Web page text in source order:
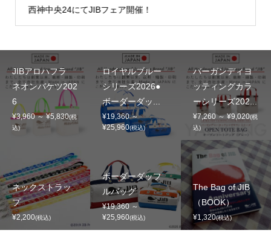
西神中央24にてJIBフェア開催！
JIBアロハフラ
ネオンバケツ202
6
¥3,960 ～ ¥5,830(税
込)
ロイヤルブルー
シリーズ2026●
ボーダーダッ...
¥19,360 ～
¥25,960(税込)
バーガンディヨ
ッティングカラ
ーシリーズ202...
¥7,260 ～ ¥9,020(税
込)
ネックストラッ
プ
¥2,200(税込)
ボーダーダッフ
ルバッグ
¥19,360 ～
¥25,960(税込)
The Bag of JIB
（BOOK）
¥1,320(税込)